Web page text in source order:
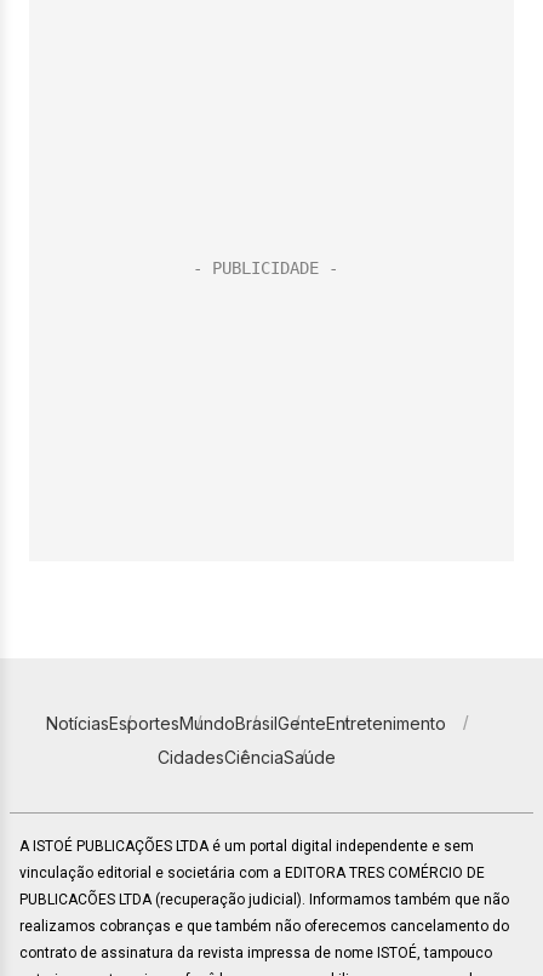
NotíciasEsportesMundoBrasilGenteEntretenimento
CidadesCiênciaSaúde
A ISTOÉ PUBLICAÇÕES LTDA é um portal digital independente e sem
vinculação editorial e societária com a EDITORA TRES COMÉRCIO DE
PUBLICACÕES LTDA (recuperação judicial). Informamos também que não
realizamos cobranças e que também não oferecemos cancelamento do
contrato de assinatura da revista impressa de nome ISTOÉ, tampouco